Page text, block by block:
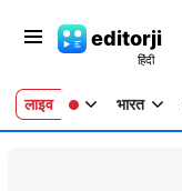
editorji
लाइव भारत